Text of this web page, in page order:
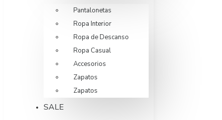
Pantalonetas
Ropa Interior
Ropa de Descanso
Ropa Casual
Accesorios
Zapatos
Zapatos
SALE